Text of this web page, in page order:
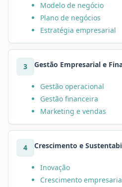
Modelo de negócio
Plano de negócios
Estratégia empresarial
3 Gestão Empresarial e
Gestão operacional
Gestão financeira
Marketing e vendas
4 Crescimento e
Inovação
Crescimento